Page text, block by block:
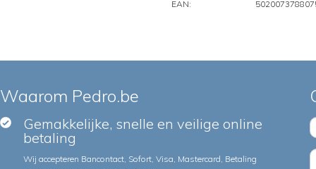
EAN:
Waarom Pedro.be
Gemakkelijke, snelle en veilige online
betaling
Wij accepteren Bancontact, Sofort, Visa, Mastercard, Betaling